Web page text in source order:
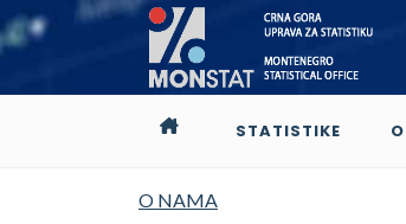
STATISTIKE
O NAMA